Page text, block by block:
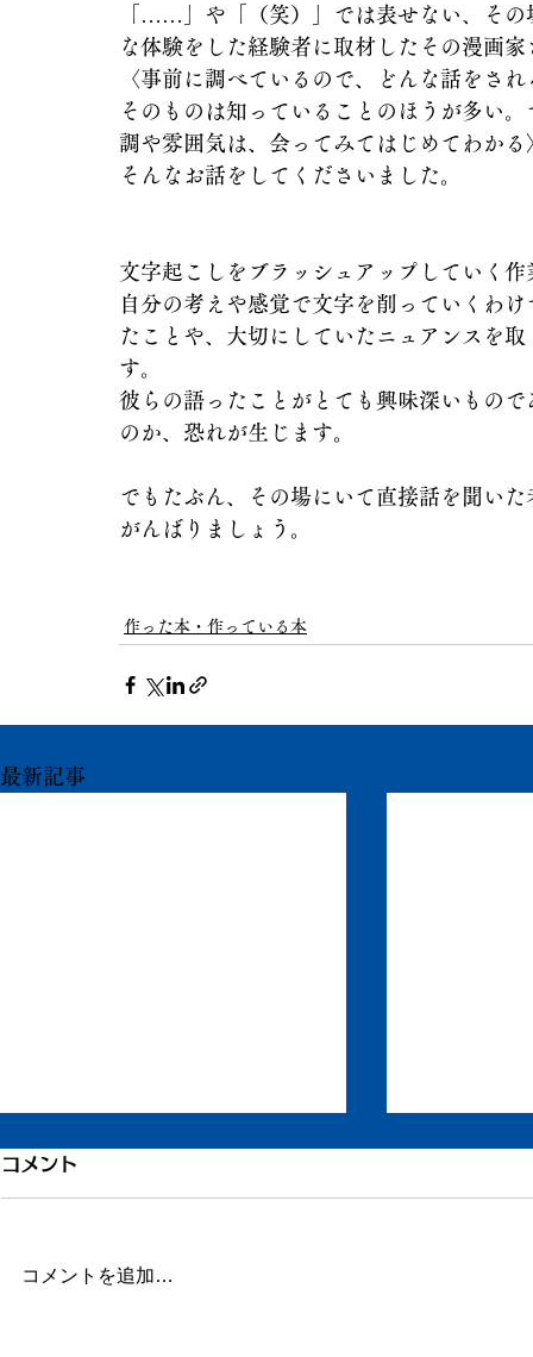
「……」や「（笑）」では表せない、そ
な体験をした経験者に取材したその漫画
〈事前に調べているので、どんな話をさ
そのものは知っていることのほうが多い
調や雰囲気は、会ってみてはじめてわかる
そんなお話をしてくださいました。
文字起こしをブラッシュアップしていく
自分の考えや感覚で文字を削っていくわ
たことや、大切にしていたニュアンスを
す。
彼らの語ったことがとても興味深いもの
のか、恐れが生じます。
でもたぶん、その場にいて直接話を聞い
がんばりましょう。
作った本・作っている本
最新記事
1200件目、書いている本の
こと
ります。 ここまで約5年間。
コメント
コメントを追加…